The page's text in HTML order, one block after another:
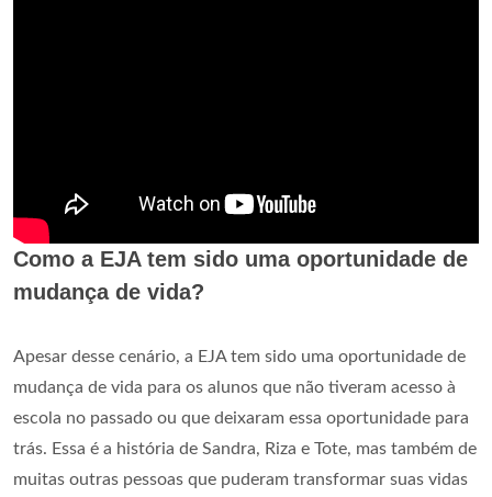
Como a EJA tem sido uma oportunidade de
mudança de vida?
Apesar desse cenário, a EJA tem sido uma oportunidade de
mudança de vida para os alunos que não tiveram acesso à
escola no passado ou que deixaram essa oportunidade para
trás. Essa é a história de Sandra, Riza e Tote, mas também de
muitas outras pessoas que puderam transformar suas vidas